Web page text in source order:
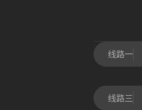
线路一
线路三